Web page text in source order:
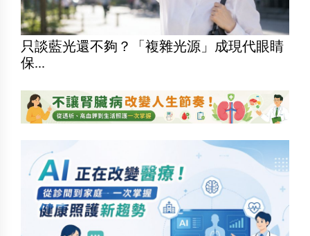
只談藍光還不夠？「複雜光源」成現代眼睛
保...